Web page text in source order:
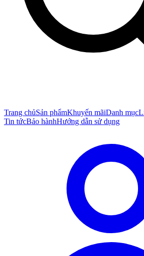
Trang chủSản phẩmKhuyến mãiDanh mục
Tin tứcBảo hànhHướng dẫn sử dụng